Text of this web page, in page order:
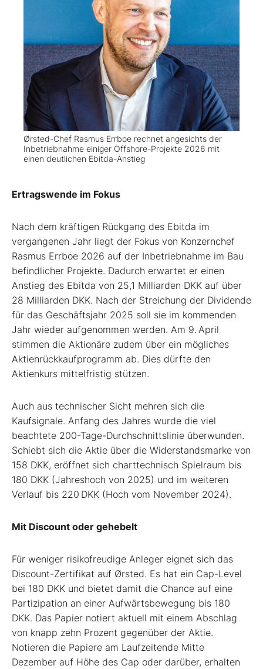
Ørsted-Chef Rasmus Errboe rechnet angesichts der
Inbetriebnahme einiger Offshore-Projekte 2026 mit
einen deutlichen Ebitda-Anstieg
Ertragswende im Fokus
Nach dem kräftigen Rückgang des ­Ebitda im
vergangenen Jahr liegt der Fokus von Konzernchef
Rasmus Errboe 2026 auf der Inbetriebnahme im Bau
befindlicher Projekte. Dadurch erwartet er einen
Anstieg des Ebitda von 25,1 Milliarden DKK auf über
28 Milliarden DKK. Nach der Streichung der Dividende
für das Geschäftsjahr 2025 soll sie im kommenden
Jahr wieder aufgenommen werden. Am 9. April
stimmen die Aktionäre zudem über ein mögliches
Aktienrückkaufprogramm ab. Dies dürfte den
Aktienkurs mittelfristig stützen.
Auch aus technischer Sicht mehren sich die
Kaufsignale. Anfang des Jahres wurde die viel
beachtete 200-Tage-Durchschnittslinie überwunden.
Schiebt sich die Aktie über die Widerstandsmarke von
158 DKK, eröffnet sich charttechnisch Spielraum bis
180 DKK (Jahreshoch von 2025) und im weiteren
Verlauf bis 220 DKK (Hoch vom November 2024).
Mit Discount oder gehebelt
Für weniger risikofreudige Anleger eignet sich das
Discount-Zertifikat auf Ørsted. Es hat ein Cap-Level
bei 180 DKK und bietet damit die Chance auf eine
Partizipation an einer Aufwärtsbewegung bis 180
DKK. Das Papier notiert aktuell mit einem Abschlag
von knapp zehn Prozent gegenüber der Aktie.
Notieren die Papiere am Laufzeitende Mitte
Dezember auf Höhe des Cap oder darüber, erhalten